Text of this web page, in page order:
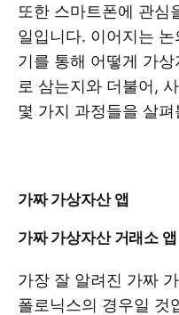
또한 스마트폰에 관심
일입니다. 이어지는
기를 통해 어떻게 가
로 삼는지와 더불어,
몇 가지 과정들을 살
가짜 가상자산 앱
가짜 가상자산 거래소 앱
가장 잘 알려진 가짜
폴로닉스의 경우일 것